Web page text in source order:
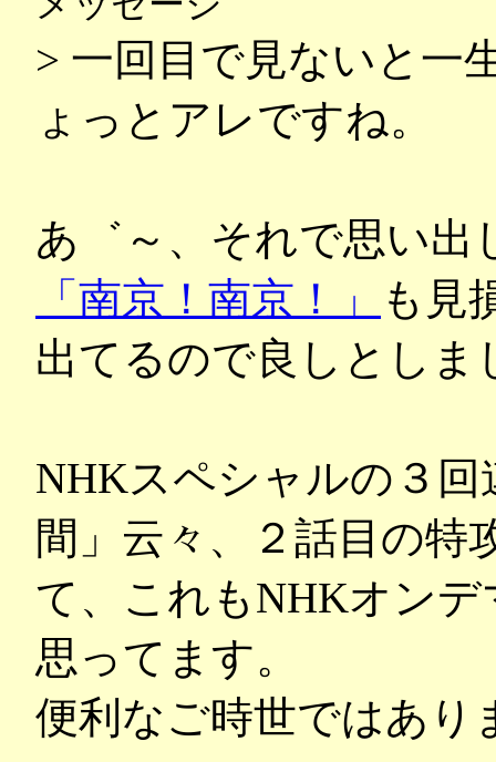
> 一回目で見ないと一
ょっとアレですね。
あ゛～、それで思い出
「南京！南京！」
も見
出てるので良しとしま
NHKスペシャルの３回
間」云々、２話目の特
て、これもNHKオン
思ってます。
便利なご時世ではあり